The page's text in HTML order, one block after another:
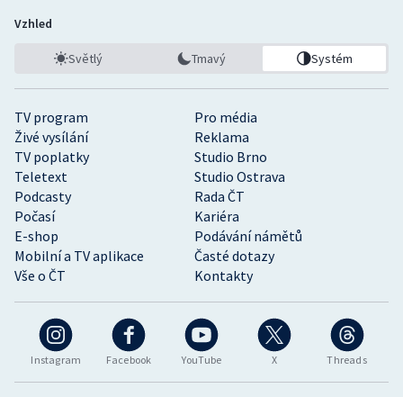
Instagram Facebook YouTube X Threads
TV program
Pro média
Živé vysílání
Reklama
TV poplatky
Studio Brno
Teletext
Studio Ostrava
Podcasty
Rada ČT
Počasí
Kariéra
E-shop
Podávání námětů
Mobilní a TV aplikace
Časté dotazy
Vše o ČT
Kontakty
Vzhled
Světlý Tmavý Systém